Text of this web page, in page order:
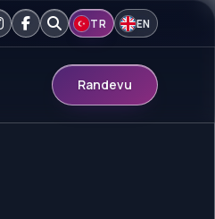
TR EN
Randevu